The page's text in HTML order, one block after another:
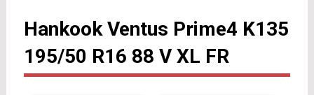
Hankook Ventus Prime4 K135
195/50 R16 88 V XL FR